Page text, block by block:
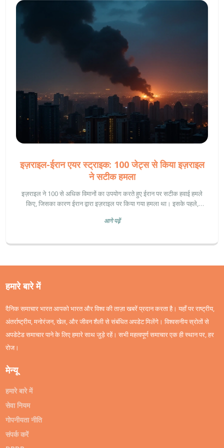
इज़राइल-ईरान एयर स्ट्राइक: 100 जेट्स से किया इज़राइल
ने सटीक हमला
इज़राइल ने 100 से अधिक विमानों का उपयोग करते हुए ईरान पर सटीक हवाई हमले
किए, जिसका कारण ईरान द्वारा इज़राइल पर किया गया हमला था। इसके पहले,
था। इस घटना ने इज़राइल-ईरान के बीच संभावित संघर्ष की चिंताओं को जन्म दिया है।
आगे पढ़ें
हमारे बारे में
दैनिक समाचार भारत आपको भारत और विश्व की ताज़ा खबरें प्रदान करता है। यहाँ पर राष्ट्रीय,
अंतर्राष्ट्रीय, मनोरंजन, खेल, और जीवन शैली से संबंधित अपडेट मिलेंगे। विश्वसनीय स्रोतों से
अपडेटेड समाचार पाने के लिए हमारे साथ जुड़े रहें। सभी महत्वपूर्ण समाचार एक ही स्थान पर, हर
रोज।
मेन्यू
हमारे बारे में
सेवा नियम
गोपनीयता नीति
संपर्क करें